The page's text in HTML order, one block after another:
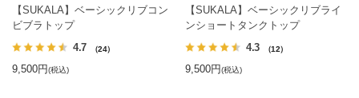
【SUKALA】ベーシックリブコン
ビブラトップ
4.7 （24）
9,500円(税込)
【SUKALA】ベーシックリブライ
ンショートタンクトップ
4.3 （12）
9,500円(税込)